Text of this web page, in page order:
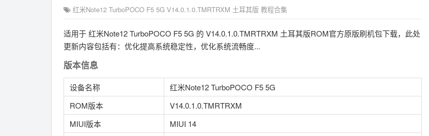
红米Note12 TurboPOCO F5 5G V14.0.1.0.TMRTRXM 土耳其版 教程合集
适用于 红米Note12 TurboPOCO F5 5G 的 V14.0.1.0.TMRTRXM 土耳其版ROM官方原版刷机包下载，此处
更新内容包括有：优化提高系统稳定性，优化系统流畅度...
版本信息
设备名称
红米Note12 TurboPOCO F5 5G
ROM版本
V14.0.1.0.TMRTRXM
MIUI版本
MIUI 14